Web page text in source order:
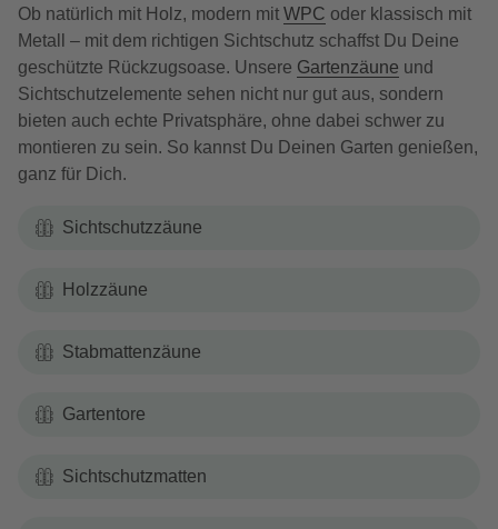
Ob natürlich mit Holz, modern mit WPC oder klassisch mit
Metall – mit dem richtigen Sichtschutz schaffst Du Deine
geschützte Rückzugsoase. Unsere Gartenzäune und
Sichtschutzelemente sehen nicht nur gut aus, sondern
bieten auch echte Privatsphäre, ohne dabei schwer zu
montieren zu sein. So kannst Du Deinen Garten genießen,
ganz für Dich.
Sichtschutzzäune
Holzzäune
Stabmattenzäune
Gartentore
Sichtschutzmatten